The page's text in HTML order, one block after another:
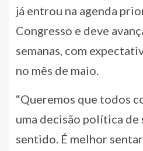
já entrou na agenda
Congresso e deve
semanas, com
no mês de maio.
“Queremos que todos
uma decisão política de
sentido. É melhor